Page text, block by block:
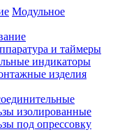
Модульное
и таймеры
индикаторы
изделия
изолированные
под опрессовку